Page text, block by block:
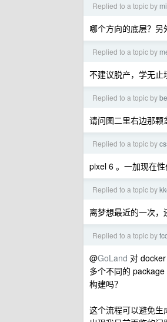
Replied to a topic by
哪个方向的底层？另
Replied to a topic by
不建议脱产，学无止
Replied to a topic by
请问图二里右边那颗
Replied to a topic by
pixel 6 。一加现在
Replied to a topic by
离梦想最近的一次，
Replied to a topic by
@GoLand 对
多个不同的 package
构建吗？
这个流程可以避免